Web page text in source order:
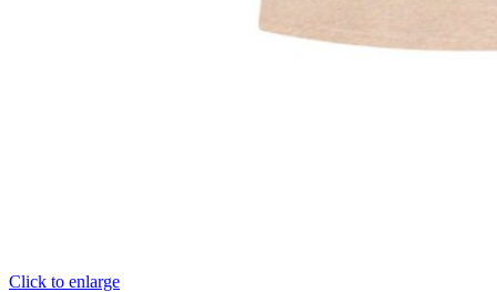
Click to enlarge